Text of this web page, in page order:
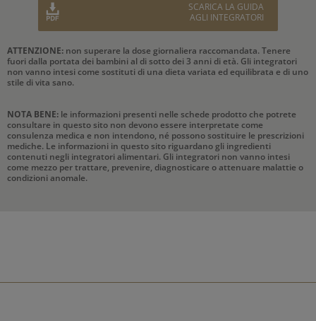
SCARICA LA GUIDA
AGLI INTEGRATORI
ATTENZIONE: non superare la dose giornaliera raccomandata. Tenere
fuori dalla portata dei bambini al di sotto dei 3 anni di età. Gli integratori
non vanno intesi come sostituti di una dieta variata ed equilibrata e di uno
stile di vita sano.
NOTA BENE: le informazioni presenti nelle schede prodotto che potrete
consultare in questo sito non devono essere interpretate come
consulenza medica e non intendono, né possono sostituire le prescrizioni
mediche. Le informazioni in questo sito riguardano gli ingredienti
contenuti negli integratori alimentari. Gli integratori non vanno intesi
come mezzo per trattare, prevenire, diagnosticare o attenuare malattie o
condizioni anomale.